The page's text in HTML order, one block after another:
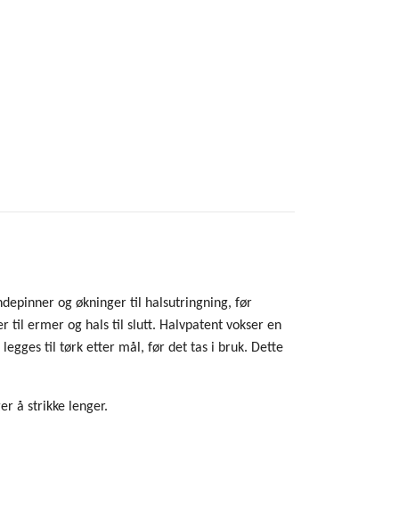
og økninger til halsutringning, før
til ermer og hals til slutt. Halvpatent vokser en
legges til tørk etter mål, før det tas i bruk. Dette
å strikke lenger.